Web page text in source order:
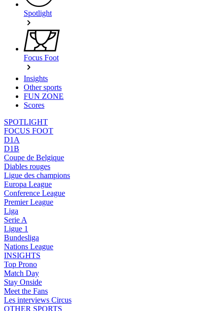
Spotlight
Focus Foot
Insights
Other sports
FUN ZONE
Scores
SPOTLIGHT
FOCUS FOOT
D1A
D1B
Coupe de Belgique
Diables rouges
Ligue des champions
Europa League
Conference League
Premier League
Liga
Serie A
Ligue 1
Bundesliga
Nations League
INSIGHTS
Top Prono
Match Day
Stay Onside
Meet the Fans
Les interviews Circus
OTHER SPORTS